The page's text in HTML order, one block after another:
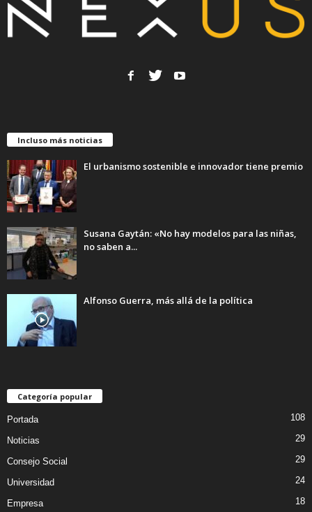
Incluso más noticias
El urbanismo sostenible e innovador tiene premio
Susana Gaytán: «No hay modelos para las niñas,
no saben a...
Alfonso Guerra, más allá de la política
Categoría popular
Portada 108
Noticias 29
Consejo Social 29
Universidad 24
Empresa 18